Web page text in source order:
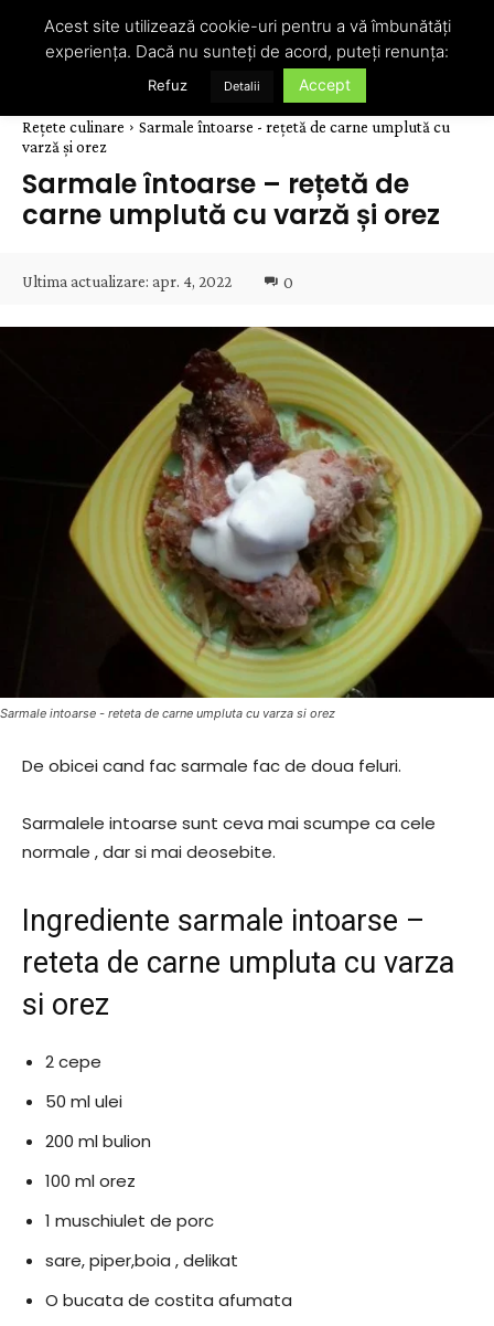
Rețete culinare
Sarmale întoarse - rețetă de carne umplută cu
varză și orez
Sarmale întoarse – rețetă de
carne umplută cu varză și orez
Ultima actualizare: apr. 4, 2022 0
Sarmale intoarse - reteta de carne umpluta cu varza si orez
De obicei cand fac sarmale fac de doua feluri.
Sarmalele intoarse sunt ceva mai scumpe ca cele
normale , dar si mai deosebite.
Ingrediente sarmale intoarse –
reteta de carne umpluta cu varza
si orez
2 cepe
50 ml ulei
200 ml bulion
100 ml orez
1 muschiulet de porc
sare, piper,boia , delikat
O bucata de costita afumata
Acest site utilizează cookie-uri pentru a vă îmbunătăți
experiența. Dacă nu sunteți de acord, puteți renunța:
Refuz Detalii Accept